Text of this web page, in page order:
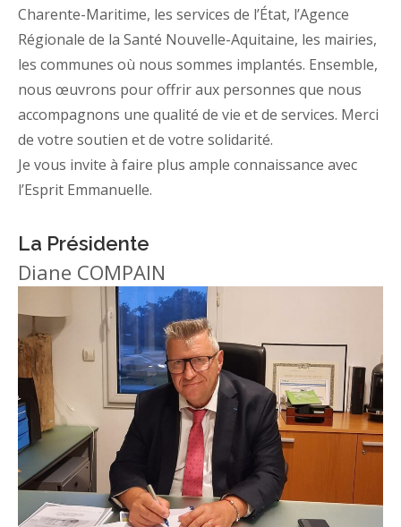
Charente-Maritime, les services de l’État, l’Agence
Régionale de la Santé Nouvelle-Aquitaine, les mairies,
les communes où nous sommes implantés. Ensemble,
nous œuvrons pour offrir aux personnes que nous
accompagnons une qualité de vie et de services. Merci
de votre soutien et de votre solidarité.
Je vous invite à faire plus ample connaissance avec
l’Esprit Emmanuelle.
La Présidente
Diane COMPAIN